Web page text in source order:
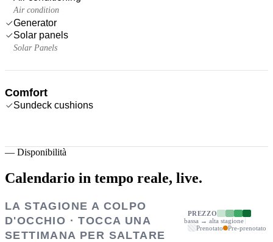
Air condition
Generator
Solar panels
Solar Panels
Comfort
Sundeck cushions
— Disponibilità
Calendario in tempo reale, live.
LA STAGIONE A COLPO
D'OCCHIO · TOCCA UNA
SETTIMANA PER SALTARE
PREZZO
bassa → alta stagione
Prenotato
Pre-prenotato